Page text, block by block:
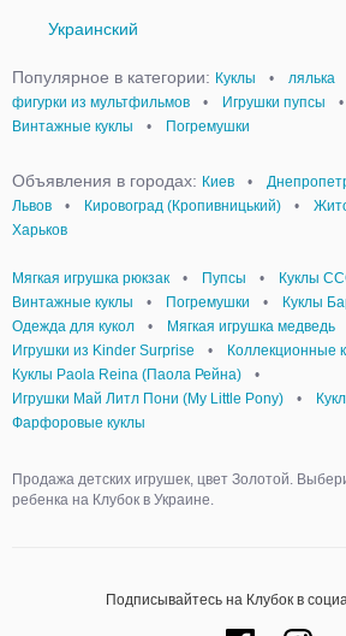
Украинский
Популярное в категории: Куклы • лялька
фигурки из мультфильмов
• Игрушки пупсы •
Винтажные куклы
• Погремушки
Объявления в городах: Киев •
Львов
• Кировоград (Кропивницький) •
Харьков
Мягкая игрушка рюкзак • Пупсы • Куклы
Винтажные куклы
• Погремушки • Куклы
Одежда для кукол
• Мягкая игрушка медведь
Игрушки из Kinder Surprise
• Коллекционные
Куклы Paola Reina (Паола Рейна)
•
Игрушки Май Литл Пони (My Little Pony)
•
Фарфоровые куклы
Продажа детских игрушек, цвет Золотой.
ребенка на Клубок в Украине.
Подписывайтесь на Клубок в